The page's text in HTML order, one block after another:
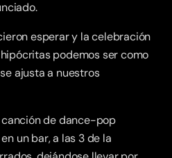
esperar y la celebración
podemos ser como
ajusta a nuestros
canción de dance-pop
un bar, a las 3 de la